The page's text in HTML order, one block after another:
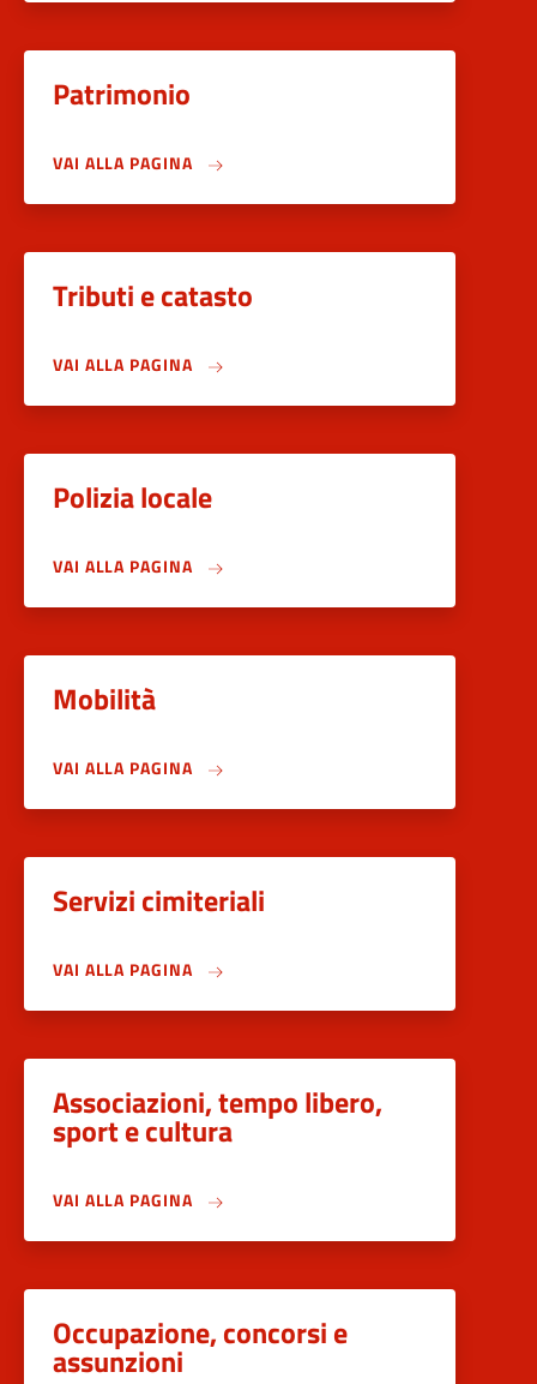
Patrimonio
VAI ALLA PAGINA
Tributi e catasto
VAI ALLA PAGINA
Polizia locale
VAI ALLA PAGINA
Mobilità
VAI ALLA PAGINA
Servizi cimiteriali
VAI ALLA PAGINA
Associazioni, tempo libero,
sport e cultura
VAI ALLA PAGINA
Occupazione, concorsi e
assunzioni